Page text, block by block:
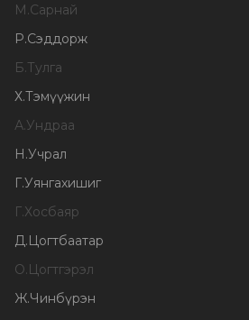
М.Сарнай
Р.Сэддорж
Б.Тулга
Х.Тэмүүжин
А.Ундраа
Н.Учрал
Г.Уянгахишиг
Г.Хосбаяр
Д.Цогтбаатар
О.Цогтгэрэл
Ж.Чинбүрэн